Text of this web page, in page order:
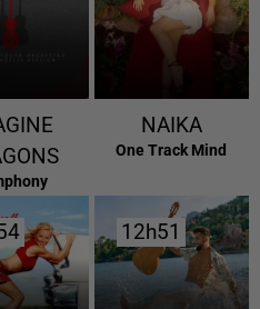
NAIKA
One Track Mind
12h51
12h51